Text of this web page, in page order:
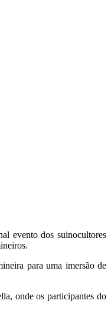
evento dos suinocultores
para uma imersão de
onde os participantes do